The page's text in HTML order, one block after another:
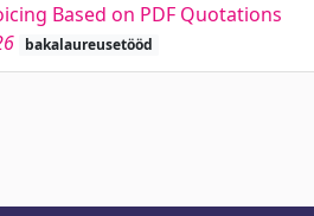
Based on PDF Quotations
bakalaureusetööd